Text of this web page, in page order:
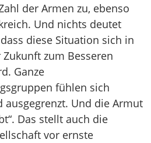
der Armen zu, ebenso
Und nichts deutet
diese Situation sich in
zum Besseren
Ganze
fühlen sich
ausgegrenzt. Und die Armut
Das stellt auch die
vor ernste